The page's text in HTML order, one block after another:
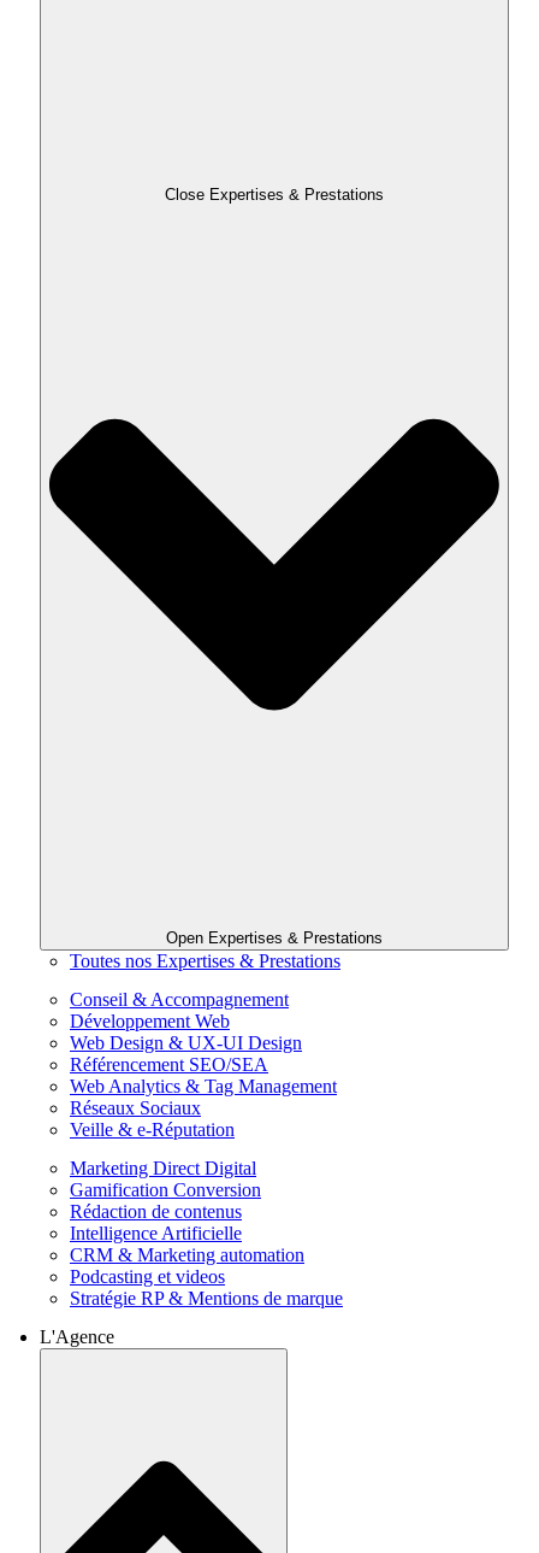
Close Expertises & Prestations
Open Expertises & Prestations
Toutes nos Expertises & Prestations
Conseil & Accompagnement
Développement Web
Web Design & UX-UI Design
Référencement SEO/SEA
Web Analytics & Tag Management
Réseaux Sociaux
Veille & e-Réputation
Marketing Direct Digital
Gamification Conversion
Rédaction de contenus
Intelligence Artificielle
CRM & Marketing automation
Podcasting et videos
Stratégie RP & Mentions de marque
L'Agence